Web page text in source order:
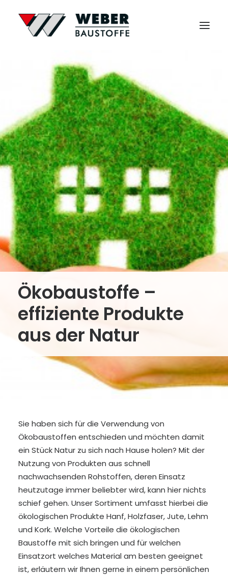
Sortiment
Service
Über uns
Ökobaustoffe –
effiziente Produkte
aus der Natur
Sie haben sich für die Verwendung von
Ökobaustoffen entschieden und möchten damit
ein Stück Natur zu sich nach Hause holen? Mit der
Nutzung von Produkten aus schnell
nachwachsenden Rohstoffen, deren Einsatz
heutzutage immer beliebter wird, kann hier nichts
schief gehen. Unser Sortiment umfasst hierbei die
ökologischen Produkte Hanf, Holzfaser, Jute, Lehm
und Kork. Welche Vorteile die ökologischen
Baustoffe mit sich bringen und für welchen
Einsatzort welches Material am besten geeignet
ist, erläutern wir Ihnen gerne in einem persönlichen